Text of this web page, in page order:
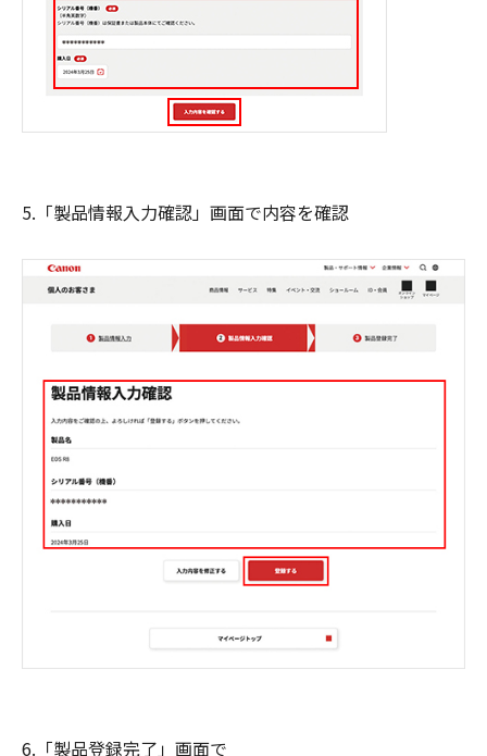
5.「製品情報入力確認」画面で内容を確認
6.「製品登録完了」画面で